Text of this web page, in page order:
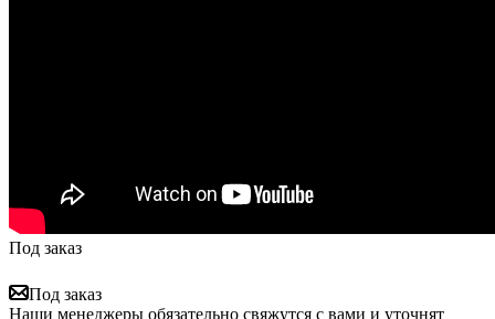
Под заказ
Под заказ
Наши менеджеры обязательно свяжутся с вами и уточнят